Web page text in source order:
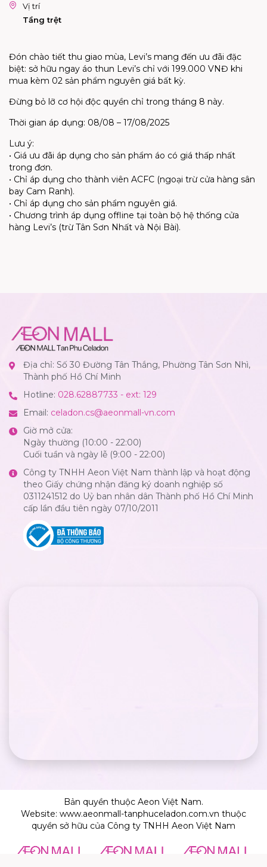
Vị trí
Tầng trệt
Đón chào tiết thu giao mùa, Levi’s mang đến ưu đãi đặc
biệt: sở hữu ngay áo thun Levi’s chỉ với 199.000 VNĐ khi
mua kèm 02 sản phẩm nguyên giá bất kỳ.
Đừng bỏ lỡ cơ hội độc quyền chỉ trong tháng 8 này.
Thời gian áp dụng: 08/08 – 17/08/2025
Lưu ý:
• Giá ưu đãi áp dụng cho sản phẩm áo có giá thấp nhất
trong đơn.
• Chỉ áp dụng cho thành viên ACFC (ngoại trừ cửa hàng sân
bay Cam Ranh).
• Chỉ áp dụng cho sản phẩm nguyên giá.
• Chương trình áp dụng offline tại toàn bộ hệ thống cửa
hàng Levi’s (trừ Tân Sơn Nhất và Nội Bài).
Địa chỉ: Số 30 Đường Tân Thắng, Phường Tân Sơn Nhì,
Thành phố Hồ Chí Minh
Hotline: 028.62887733 - ext: 129
Email: celadon.cs@aeonmall-vn.com
Giờ mở cửa:
Ngày thường (10:00 - 22:00)
Cuối tuần và ngày lễ (9:00 - 22:00)
Công ty TNHH Aeon Việt Nam thành lập và hoạt động
theo Giấy chứng nhận đăng ký doanh nghiệp số
0311241512 do Uỷ ban nhân dân Thành phố Hồ Chí Minh
cấp lần đầu tiên ngày 07/10/2011
Bản quyền thuộc Aeon Việt Nam.
Website: www.aeonmall-tanphuceladon.com.vn thuộc
quyền sở hữu của Công ty TNHH Aeon Việt Nam